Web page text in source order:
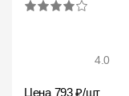
4.0
Цена 793 ₽/шт